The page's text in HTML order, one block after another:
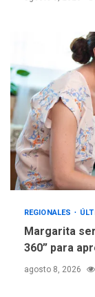
REGIONALES
Margarita
360” para
agosto 8, 2026